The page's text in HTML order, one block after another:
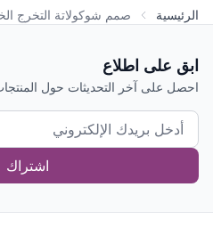
الرئيسية صمم شوكولاتة التخرج
ابق على اطلاع
احصل على آخر التحديثات حول
اشتراك